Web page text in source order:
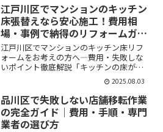
江戸川区でマンションのキッチン
床張替えなら安心施工！費用相
場・事例で納得のリフォームガイ
ド
江戸川区でマンションのキッチン床リフ
ォームをお考えの方へ―費用・失敗しな
いポイント徹底解説「キッチンの床が劣
化してきた」「毎日使う場所だからこ
そ、もっと快適でおしゃれにしたい」――そ
んな想いをお持ちではありませんか？マ
ンションのキッチン床張...
2025.08.03
品川区で失敗しない店舗移転作業
の完全ガイド｜費用・手順・専門
業者の選び方